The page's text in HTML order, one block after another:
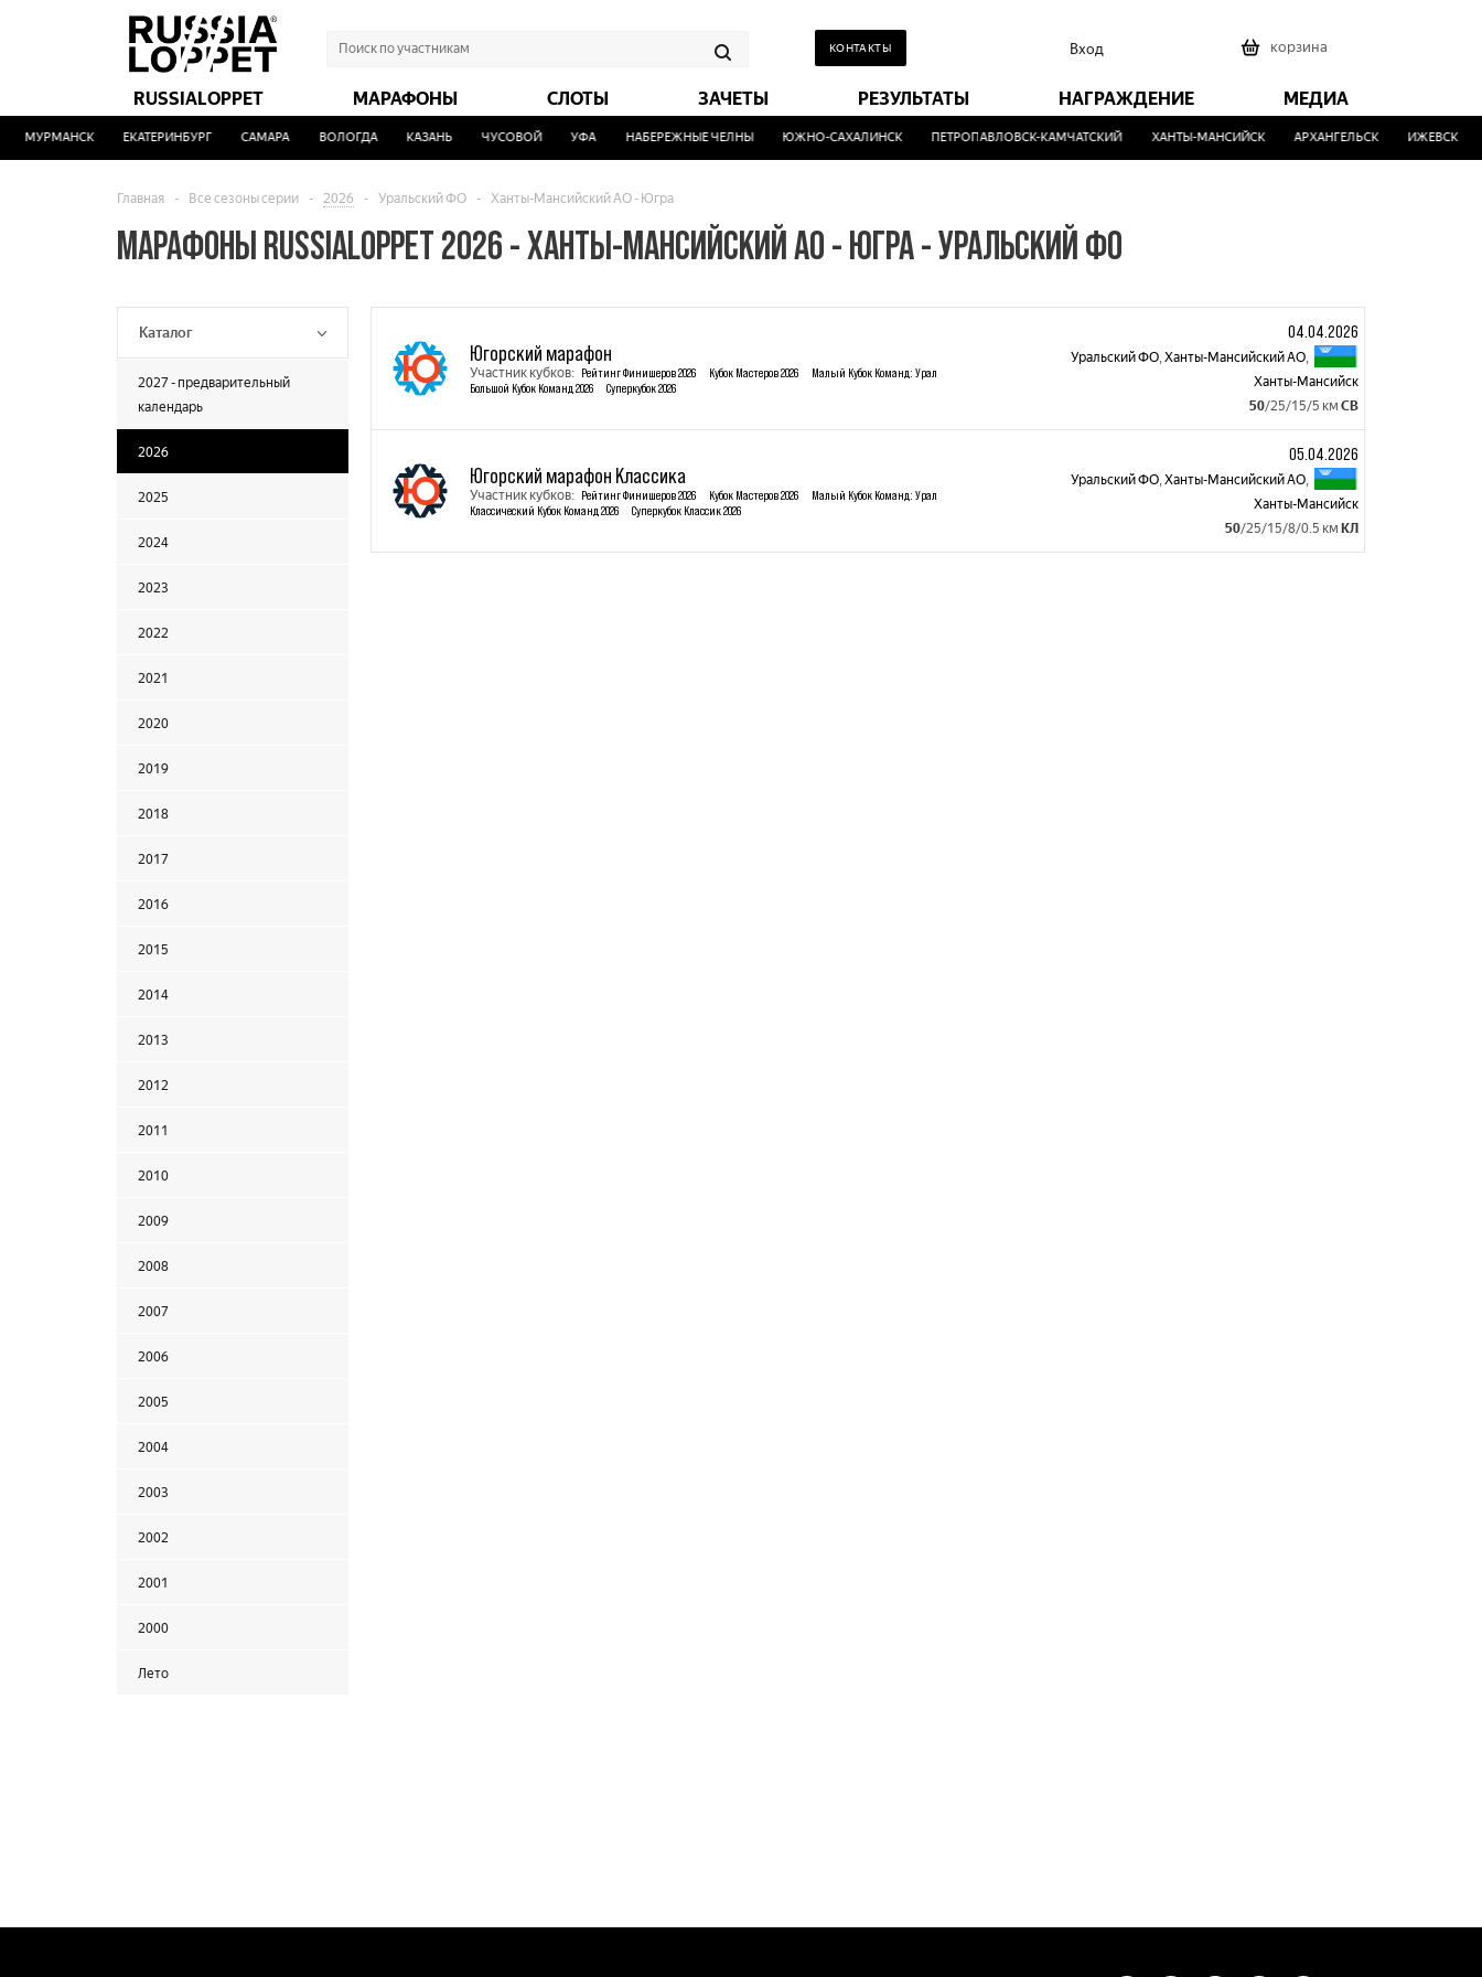
КОНТАКТЫ Вход корзина
RUSSIALOPPET МАРАФОНЫ СЛОТЫ ЗАЧЕТЫ РЕЗУЛЬТАТЫ НАГРАЖДЕНИЕ МЕДИА
МУРМАНСК ЕКАТЕРИНБУРГ САМАРА ВОЛОГДА КАЗАНЬ ЧУСОВОЙ УФА НАБЕРЕЖНЫЕ ЧЕЛНЫ ЮЖНО-САХАЛИНСК ПЕТРОПАВЛОВСК-КАМЧАТСКИЙ ХАНТЫ-МАНСИЙСК АРХАНГЕЛЬСК ИЖЕВСК
Главная - Все сезоны серии - 2026 - Уральский ФО - Ханты-Мансийский АО - Югра
МАРАФОНЫ RUSSIALOPPET 2026 - ХАНТЫ-МАНСИЙСКИЙ АО - ЮГРА - УРАЛЬСКИЙ ФО
Каталог
2027 - предварительный
календарь
2026
2025
2024
2023
2022
2021
2020
2019
2018
2017
2016
2015
2014
2013
2012
2011
2010
2009
2008
2007
2006
2005
2004
2003
2002
2001
2000
Лето
Югорский марафон
Участник кубков: Рейтинг Финишеров 2026 Кубок Мастеров 2026
Малый Кубок Команд: Урал
Большой Кубок Команд 2026
Суперкубок 2026
04.04.2026
Уральский ФО,Ханты-Мансийский АО,
Ханты-Мансийск
50/25/15/5 км СВ
Югорский марафон Классика
Участник кубков: Рейтинг Финишеров 2026 Кубок Мастеров 2026
Малый Кубок Команд: Урал
Классический Кубок Команд 2026
Суперкубок Классик 2026
05.04.2026
Уральский ФО,Ханты-Мансийский АО,
Ханты-Мансийск
50/25/15/8/0.5 км КЛ